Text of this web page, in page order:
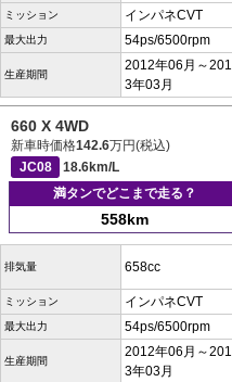
ミッション インパネCVT
最大出力 54ps/6500rpm
生産期間
2012年06月～201
3年03月
660 X 4WD
新車時価格142.6万円(税込)
JC08
18.6km/L
満タンでどこまで走る？
558km
排気量 658cc
ミッション インパネCVT
最大出力 54ps/6500rpm
生産期間
2012年06月～201
3年03月